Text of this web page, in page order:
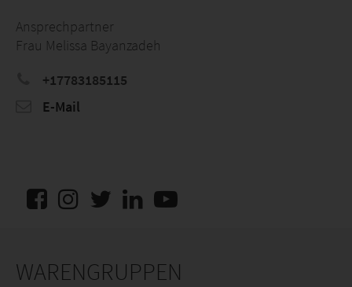
Ansprechpartner
Frau Melissa Bayanzadeh
+17783185115
E-Mail
WARENGRUPPEN